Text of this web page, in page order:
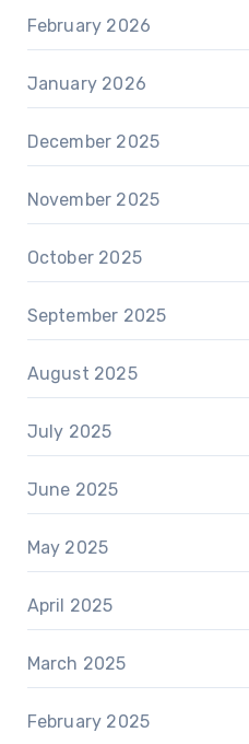
February 2026
January 2026
December 2025
November 2025
October 2025
September 2025
August 2025
July 2025
June 2025
May 2025
April 2025
March 2025
February 2025